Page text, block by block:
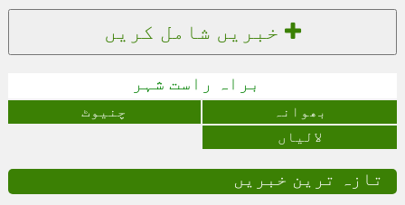
خبریں شامل کریں
براہ راست شہر
بھوانہ
چنیوٹ
لالیاں
تازہ ترین خبریں